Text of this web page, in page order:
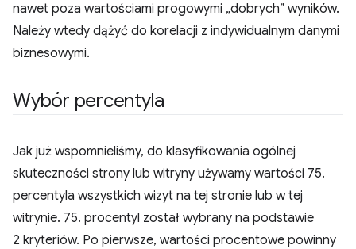
nawet poza wartościami progowymi „dobrych” wyników.
Należy wtedy dążyć do korelacji z indywidualnym danymi
biznesowymi.
Wybór percentyla
Jak już wspomnieliśmy, do klasyfikowania ogólnej
skuteczności strony lub witryny używamy wartości 75.
percentyla wszystkich wizyt na tej stronie lub w tej
witrynie. 75. procentyl został wybrany na podstawie
2 kryteriów. Po pierwsze, wartości procentowe powinny